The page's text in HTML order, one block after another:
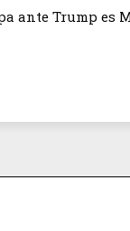
ante Trump es